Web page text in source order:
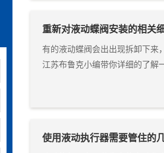
重新对液动蝶阀安装的相关
有的液动蝶阀会出出现拆卸下来
江苏布鲁克小编带你详细的了解
使用液动执行器需要管住的